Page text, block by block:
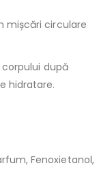
mișcări circulare
după
hidratare.
Fenoxietanol,